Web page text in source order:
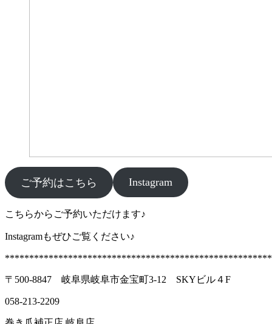
ご予約はこちら Instagram
こちらからご予約いただけます♪
Instagramもぜひご覧ください♪
〒500-8847 岐阜県岐阜市金宝町3-12 SKYビル４F
058-213-2209